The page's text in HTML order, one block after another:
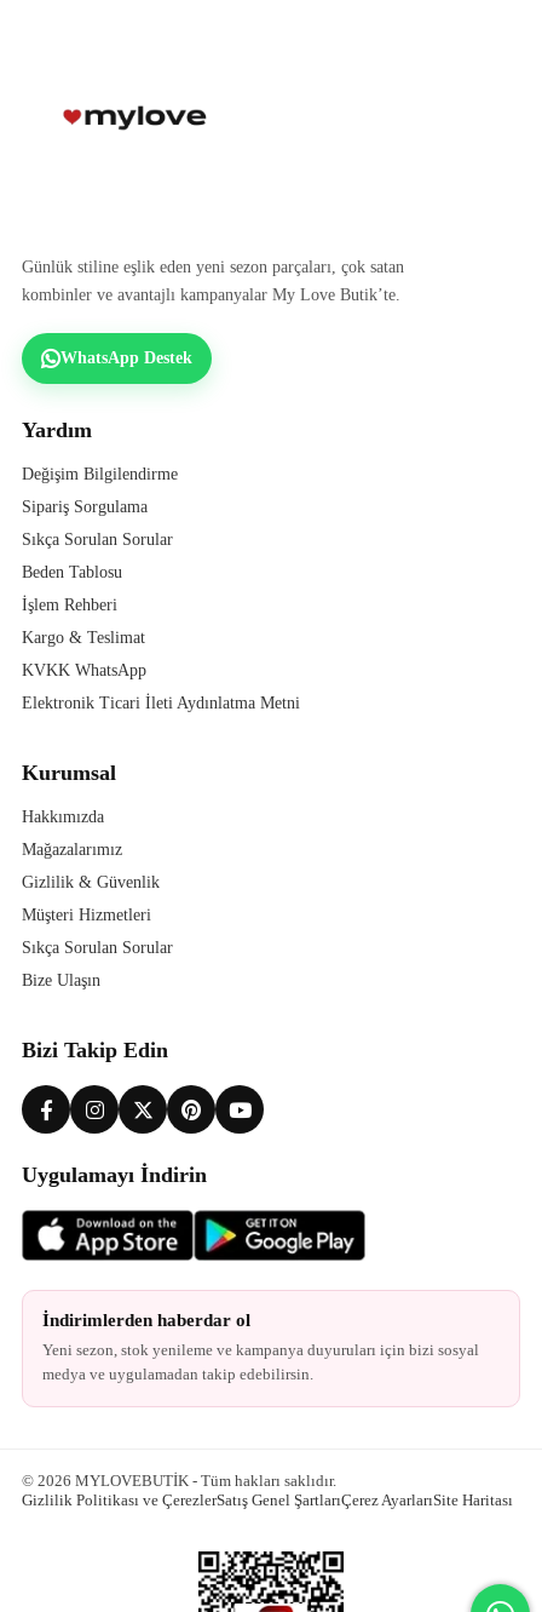
Günlük stiline eşlik eden yeni sezon parçaları, çok satan
kombinler ve avantajlı kampanyalar My Love Butik’te.
WhatsApp Destek
Yardım
Değişim Bilgilendirme
Sipariş Sorgulama
Sıkça Sorulan Sorular
Beden Tablosu
İşlem Rehberi
Kargo & Teslimat
KVKK WhatsApp
Elektronik Ticari İleti Aydınlatma Metni
Kurumsal
Hakkımızda
Mağazalarımız
Gizlilik & Güvenlik
Müşteri Hizmetleri
Sıkça Sorulan Sorular
Bize Ulaşın
Bizi Takip Edin
Uygulamayı İndirin
İndirimlerden haberdar ol
Yeni sezon, stok yenileme ve kampanya duyuruları için bizi sosyal
medya ve uygulamadan takip edebilirsin.
© 2026 MYLOVEBUTİK - Tüm hakları saklıdır.
Gizlilik Politikası ve ÇerezlerSatış Genel ŞartlarıÇerez AyarlarıSite Haritası